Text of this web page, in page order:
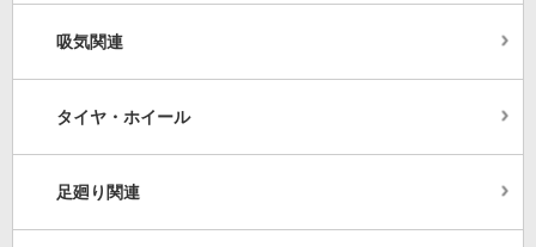
吸気関連
タイヤ・ホイール
足廻り関連